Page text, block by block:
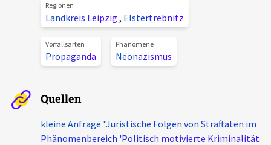
Phänomene
Aktuelles
Veranstaltungen
Pressemitteilungen
Über uns
Projektbeschreibung
Regionen
Landkreis Leipzig , Elstertrebnitz
Vorfallsarten
Propaganda
Phänomene
Neonazismus
Quellen
kleine Anfrage "Juristische Folgen von Straftaten im
Phänomenbereich 'Politisch motivierte Kriminalität